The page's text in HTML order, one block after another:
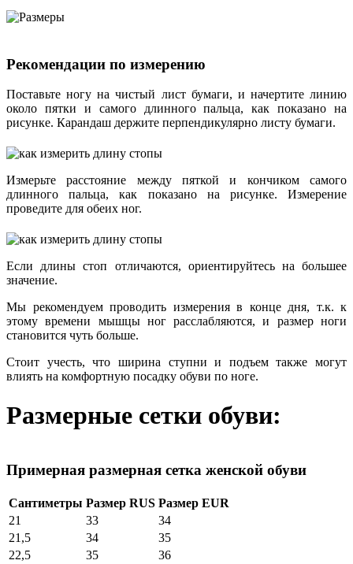
Рекомендации по измерению
Поставьте ногу на чистый лист бумаги, и начертите линию
около пятки и самого длинного пальца, как показано на
рисунке. Карандаш держите перпендикулярно листу бумаги.
Измерьте расстояние между пяткой и кончиком самого
длинного пальца, как показано на рисунке. Измерение
проведите для обеих ног.
Если длины стоп отличаются, ориентируйтесь на большее
значение.
Мы рекомендуем проводить измерения в конце дня, т.к. к
этому времени мышцы ног расслабляются, и размер ноги
становится чуть больше.
Стоит учесть, что ширина ступни и подъем также могут
влиять на комфортную посадку обуви по ноге.
Размерные сетки обуви:
Примерная размерная сетка женской обуви
Сантиметры Размер RUS Размер EUR
21
33
34
21,5
34
35
22,5
35
36